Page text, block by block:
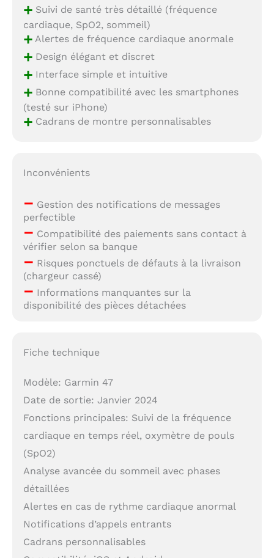
+Suivi de santé très détaillé (fréquence
cardiaque, SpO2, sommeil)
+Alertes de fréquence cardiaque anormale
+Design élégant et discret
+Interface simple et intuitive
+Bonne compatibilité avec les smartphones
(testé sur iPhone)
+Cadrans de montre personnalisables
Inconvénients
– Gestion des notifications de messages
perfectible
– Compatibilité des paiements sans contact à
vérifier selon sa banque
– Risques ponctuels de défauts à la livraison
(chargeur cassé)
– Informations manquantes sur la
disponibilité des pièces détachées
Fiche technique
Modèle: Garmin 47
Date de sortie: Janvier 2024
Fonctions principales: Suivi de la fréquence
cardiaque en temps réel, oxymètre de pouls
(SpO2)
Analyse avancée du sommeil avec phases
détaillées
Alertes en cas de rythme cardiaque anormal
Notifications d’appels entrants
Cadrans personnalisables